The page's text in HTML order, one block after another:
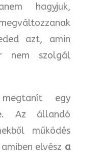
hagyjuk,
azt, amin
nem szolgál
egy
Az állandó
működés
elvész a